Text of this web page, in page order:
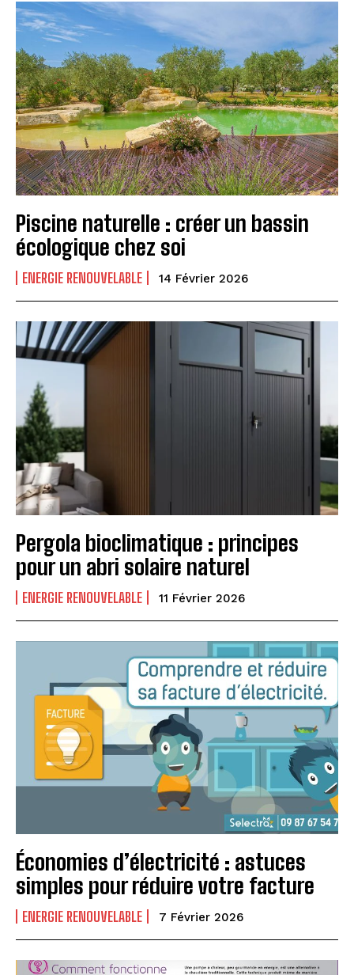
Piscine naturelle : créer un bassin
écologique chez soi
ENERGIE RENOUVELABLE 14 Février 2026
Pergola bioclimatique : principes
pour un abri solaire naturel
ENERGIE RENOUVELABLE 11 Février 2026
Économies d’électricité : astuces
simples pour réduire votre facture
ENERGIE RENOUVELABLE 7 Février 2026